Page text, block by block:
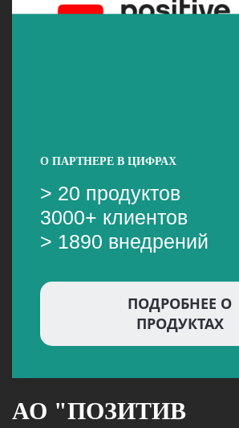
О ПАРТНЕРЕ В ЦИФРАХ
> 20 продуктов
3000+ клиентов
> 1890 внедрений
ПОДРОБНЕЕ О
ПРОДУКТАХ
АО "ПОЗИТИВ